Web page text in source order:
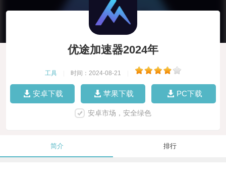
优途加速器2024年
工具 时间：2024-08-21
安卓下载 苹果下载 PC下载
安卓市场，安全绿色
简介 排行